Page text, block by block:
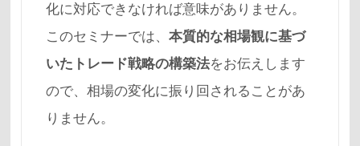
化に対応できなければ意味がありません。
このセミナーでは、本質的な相場観に基づ
いたトレード戦略の構築法をお伝えします
ので、相場の変化に振り回されることがあ
りません。